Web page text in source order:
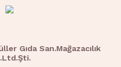
Gıda San.Mağazacılık